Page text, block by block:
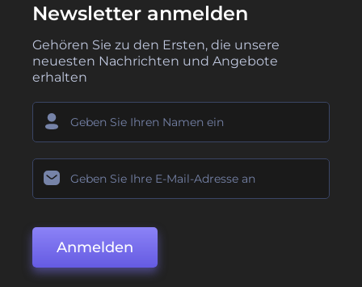
Newsletter anmelden
Gehören Sie zu den Ersten, die unsere
neuesten Nachrichten und Angebote
erhalten
Anmelden